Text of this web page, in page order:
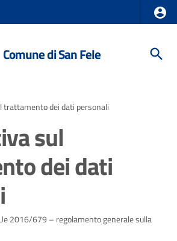
Comune di San Fele
trattamento dei dati personali
sul
dei dati
notizia
2016/679 – regolamento generale sulla